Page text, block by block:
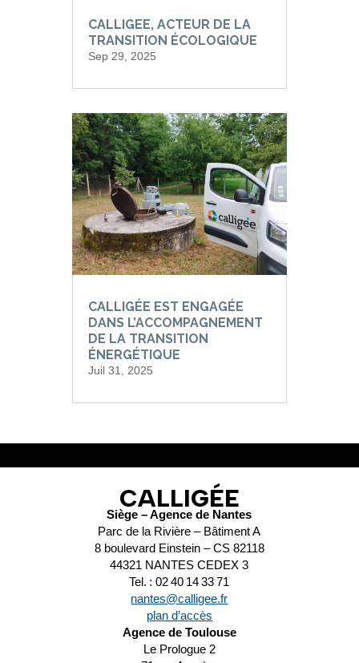
CALLIGEE, ACTEUR DE LA
TRANSITION ÉCOLOGIQUE
Sep 29, 2025
CALLIGÉE EST ENGAGÉE
DANS L’ACCOMPAGNEMENT
DE LA TRANSITION
ÉNERGÉTIQUE
Juil 31, 2025
CALLIGÉE
Siège – Agence de Nantes
Parc de la Rivière – Bâtiment A
8 boulevard Einstein – CS 82118
44321 NANTES CEDEX 3
Tel. : 02 40 14 33 71
nantes@calligee.fr
plan d’accès
Agence de Toulouse
Le Prologue 2